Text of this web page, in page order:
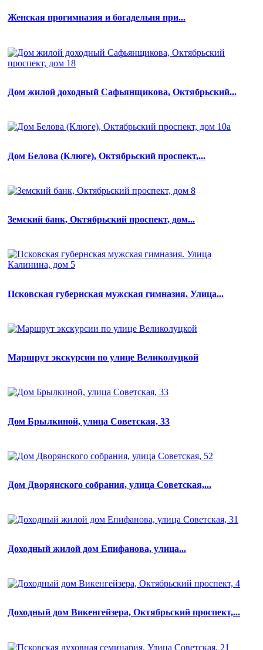
Женская прогимназия и богадельня при...
Дом жилой доходный Сафьянщикова, Октябрьский...
Дом Белова (Клюге), Октябрьский проспект,...
Земский банк, Октябрьский проспект, дом...
Псковская губернская мужская гимназия. Улица...
Маршрут экскурсии по улице Великолуцкой
Дом Брылкиной, улица Советская, 33
Дом Дворянского собрания, улица Советская,...
Доходный жилой дом Епифанова, улица...
Доходный дом Викенгейзера, Октябрьский проспект,...